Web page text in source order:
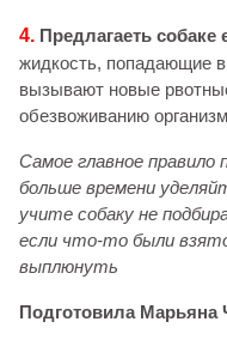
4. Предлагаеть собаке
жидкость, попадающие
вызывают новые
обезвоживанию
Самое главное правило
больше времени
учите собаку не
если что-то были
выплюнуть
Подготовила Марьяна